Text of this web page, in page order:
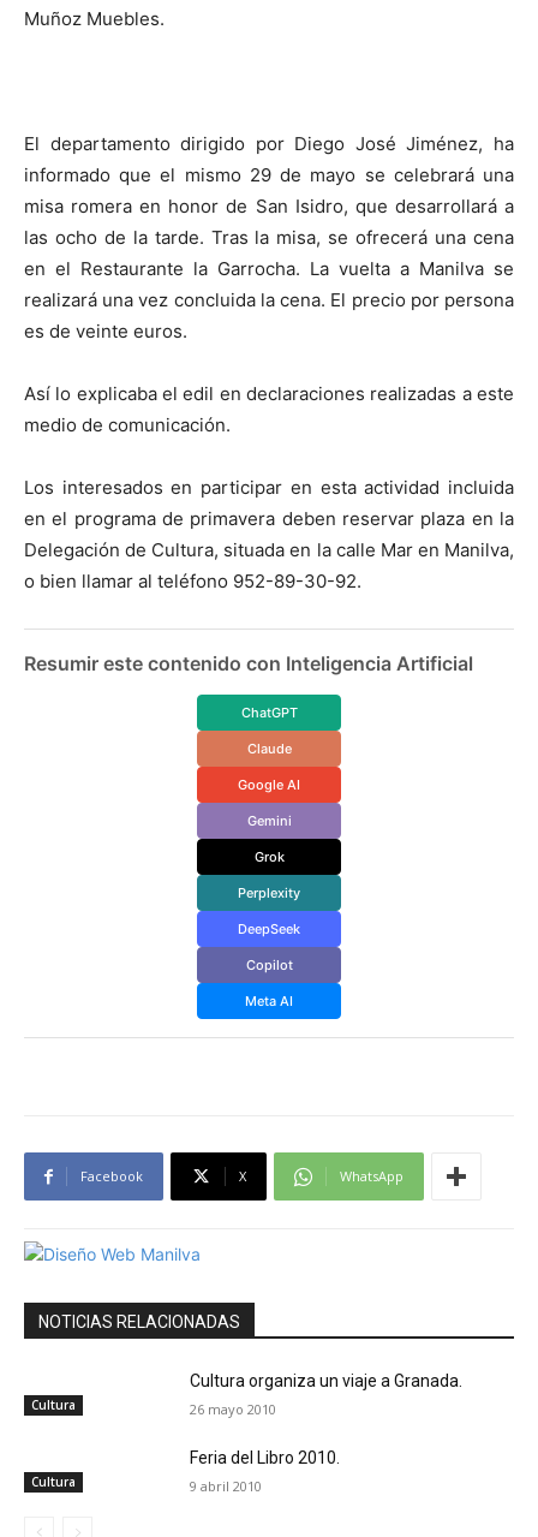
Muñoz Muebles.
El departamento dirigido por Diego José Jiménez, ha
informado que el mismo 29 de mayo se celebrará una
misa romera en honor de San Isidro, que desarrollará a
las ocho de la tarde. Tras la misa, se ofrecerá una cena
en el Restaurante la Garrocha. La vuelta a Manilva se
realizará una vez concluida la cena. El precio por persona
es de veinte euros.
Así lo explicaba el edil en declaraciones realizadas a este
medio de comunicación.
Los interesados en participar en esta actividad incluida
en el programa de primavera deben reservar plaza en la
Delegación de Cultura, situada en la calle Mar en Manilva,
o bien llamar al teléfono 952-89-30-92.
Resumir este contenido con Inteligencia Artificial
ChatGPT
Claude
Google AI
Gemini
Grok
Perplexity
DeepSeek
Copilot
Meta AI
Facebook X WhatsApp
NOTICIAS RELACIONADAS
Cultura
Cultura organiza un viaje a Granada.
26 mayo 2010
Cultura
Feria del Libro 2010.
9 abril 2010